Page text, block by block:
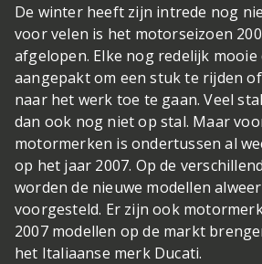
De winter heeft zijn intrede nog
voor velen is het motorseizoen
afgelopen. Elke nog redelijk
aangepakt om een stuk te rijden
naar het werk toe te gaan. Veel
dan ook nog niet op stal. Maar
motormerken is ondertussen al
op het jaar 2007. Op de
worden de nieuwe modellen
voorgesteld. Er zijn ook
2007 modellen op de markt
het Italiaanse merk Ducati.